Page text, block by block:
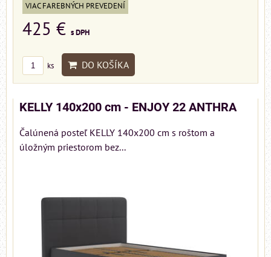
VIAC FAREBNÝCH PREVEDENÍ
425 € s DPH
ks DO KOŠÍKA
KELLY 140x200 cm - ENJOY 22 ANTHRA
Čalúnená posteľ KELLY 140x200 cm s roštom a
úložným priestorom bez...